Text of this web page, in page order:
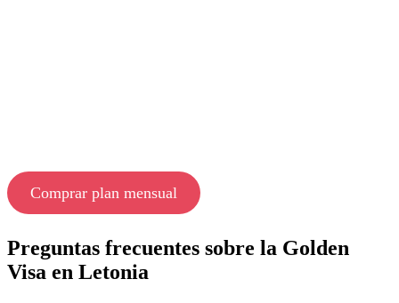
Comprar plan mensual
Preguntas frecuentes sobre la Golden
Visa en Letonia